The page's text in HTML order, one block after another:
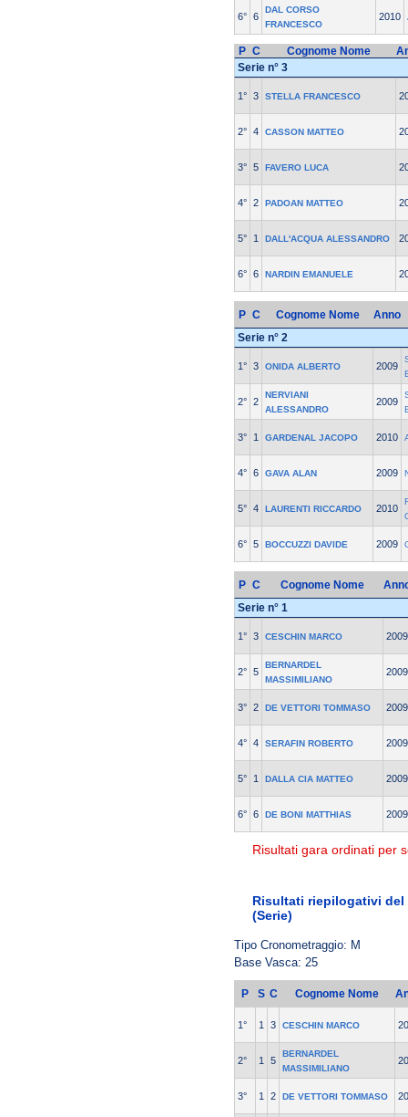
6° 6
DAL CORSO
FRANCESCO
2010
P C Cognome Nome
Serie n° 3
1° 3 STELLA FRANCESCO
2° 4 CASSON MATTEO
3° 5 FAVERO LUCA
4° 2 PADOAN MATTEO
5° 1 DALL'ACQUA ALESSANDRO
6° 6 NARDIN EMANUELE
P C Cognome Nome
Anno
Serie n° 2
1° 3 ONIDA ALBERTO 2009
2° 2
NERVIANI
ALESSANDRO
2009
3° 1 GARDENAL JACOPO 2010
4° 6 GAVA ALAN 2009
5° 4 LAURENTI RICCARDO 2010
6° 5 BOCCUZZI DAVIDE 2009
P C Cognome Nome
Serie n° 1
1° 3 CESCHIN MARCO 2009
2° 5
BERNARDEL
MASSIMILIANO
2009
3° 2 DE VETTORI TOMMASO 2009
4° 4 SERAFIN ROBERTO 2009
5° 1 DALLA CIA MATTEO 2009
6° 6 DE BONI MATTHIAS 2009
Risultati gara ordinati per
Risultati riepilogativi del
(Serie)
Tipo Cronometraggio: M
Base Vasca: 25
P S C Cognome Nome
1° 1 3 CESCHIN MARCO
2° 1 5
BERNARDEL
MASSIMILIANO
3° 1 2 DE VETTORI TOMMASO